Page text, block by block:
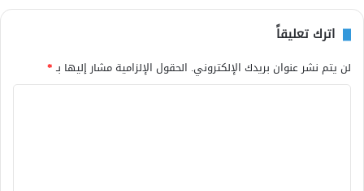
اترك تعليقاً
لن يتم نشر عنوان بريدك الإلكتروني. الحقول الإلزامية مشار إليها بـ*